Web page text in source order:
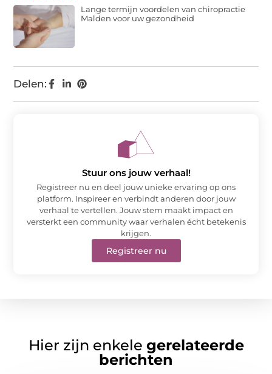
Delen:
Lange termijn voordelen van chiropractie
Malden voor uw gezondheid
Stuur ons jouw verhaal!
Registreer nu en deel jouw unieke ervaring op ons
platform. Inspireer en verbindt anderen door jouw
verhaal te vertellen. Jouw stem maakt impact en
versterkt een community waar verhalen écht betekenis
krijgen.
Registreer nu
Hier zijn enkele gerelateerde
berichten